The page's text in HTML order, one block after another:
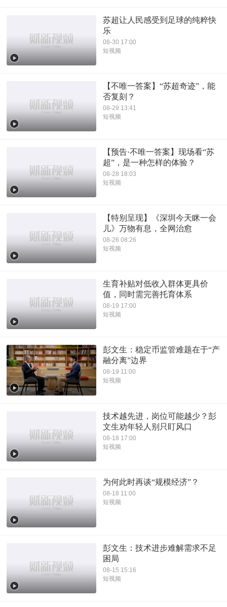
苏超让人民感受到足球的纯粹快
乐
08-30 17:00
短视频
【不唯一答案】“苏超奇迹”，能
否复刻？
08-29 13:41
短视频
【预告·不唯一答案】现场看“苏
超”，是一种怎样的体验？
08-28 18:03
短视频
【特别呈现】《深圳今天眯一会
儿》万物有息，全网治愈
08-26 08:26
短视频
生育补贴对低收入群体更具价
值，同时需完善托育体系
08-19 17:00
短视频
彭文生：稳定币监管难题在于“产
融分离”边界
08-19 11:00
短视频
技术越先进，岗位可能越少？彭
文生劝年轻人别只盯风口
08-18 17:00
短视频
为何此时再谈“规模经济”？
08-18 11:00
短视频
彭文生：技术进步难解需求不足
困局
08-15 15:16
短视频